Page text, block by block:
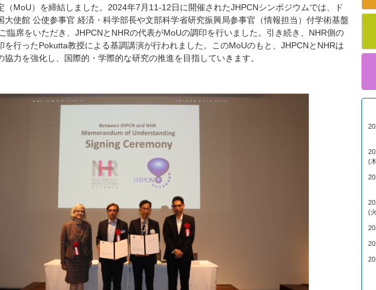
（MoU）を締結しました。2024年7月11-12日に開催されたJHPCNシンポジウムでは、ド
大使館 公使参事官 経済・科学部長や文部科学省研究振興局参事官（情報担当）付学術基盤
臨席をいただき、JHPCNとNHRの代表がMoUの調印を行いました。引き続き、NHR側の
を行ったPokutta教授による基調講演が行われました。このMoUのもと、JHPCNとNHRは
協力を強化し、国際的・学際的な研究の推進を目指していきます。
(
(